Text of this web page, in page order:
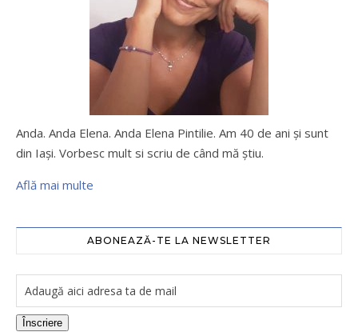
Anda. Anda Elena. Anda Elena Pintilie. Am 40 de ani şi sunt
din Iaşi. Vorbesc mult si scriu de când mă ştiu.
Află mai multe
ABONEAZĂ-TE LA NEWSLETTER
Înscriere